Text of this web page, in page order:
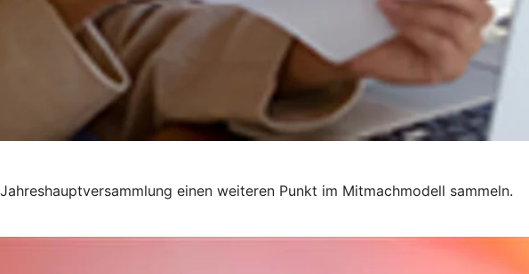
einen weiteren Punkt im Mitmachmodell sammeln.